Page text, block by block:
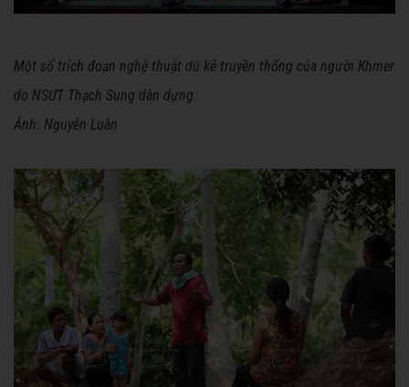
Một số trích đoạn nghệ thuật dù kê truyền thống của người Khmer
do NSƯT Thạch Sung dàn dựng.
Ảnh: Nguyễn Luân